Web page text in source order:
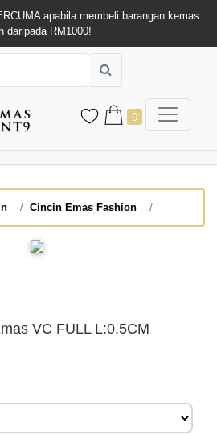
apabila membeli barangan kemas
daripada RM1000!
0
Cincin Emas Fashion
VC FULL L:0.5CM